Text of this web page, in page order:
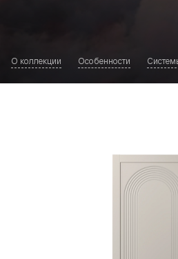
О коллекции Особенности